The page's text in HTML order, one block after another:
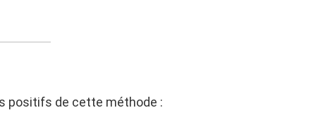
positifs de cette méthode :